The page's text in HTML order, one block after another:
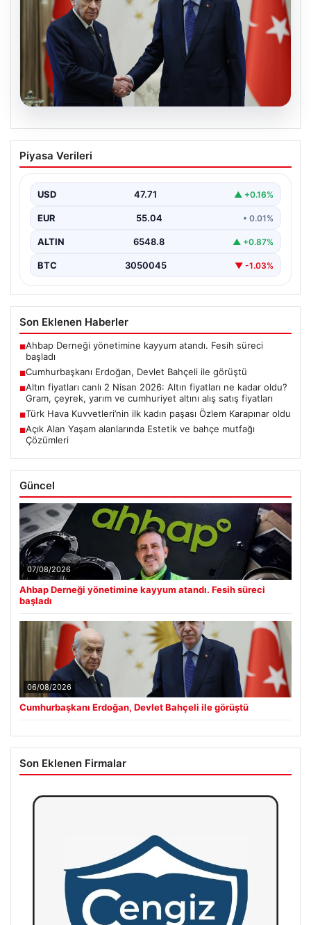
06.08.2026
Cumhurbaşkanı Erdoğan, Devlet
Bahçeli ile görüştü
Piyasa Verileri
USD 47.71 ▲ +0.16%
EUR 55.04 • 0.01%
ALTIN 6548.8 ▲ +0.87%
BTC 3050045 ▼ -1.03%
Son Eklenen Haberler
■Ahbap Derneği yönetimine kayyum atandı. Fesih süreci
başladı
■Cumhurbaşkanı Erdoğan, Devlet Bahçeli ile görüştü
■Altın fiyatları canlı 2 Nisan 2026: Altın fiyatları ne kadar oldu?
Gram, çeyrek, yarım ve cumhuriyet altını alış satış fiyatları
■Türk Hava Kuvvetleri’nin ilk kadın paşası Özlem Karapınar oldu
■Açık Alan Yaşam alanlarında Estetik ve bahçe mutfağı
Çözümleri
Güncel
07/08/2026
Ahbap Derneği yönetimine kayyum atandı. Fesih süreci
başladı
06/08/2026
Cumhurbaşkanı Erdoğan, Devlet Bahçeli ile görüştü
Son Eklenen Firmalar